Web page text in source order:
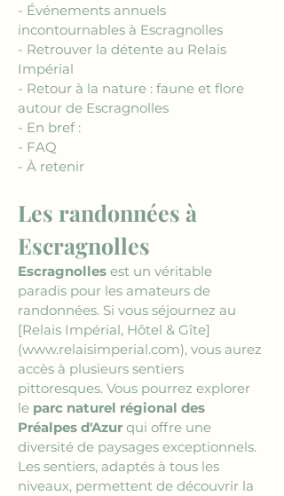
- Événements annuels
incontournables à Escragnolles
- Retrouver la détente au Relais
Impérial
- Retour à la nature : faune et flore
autour de Escragnolles
- En bref :
- FAQ
- À retenir
Les randonnées à
Escragnolles
Escragnolles est un véritable
paradis pour les amateurs de
randonnées. Si vous séjournez au
[Relais Impérial, Hôtel & Gîte]
(www.relaisimperial.com), vous aurez
accès à plusieurs sentiers
pittoresques. Vous pourrez explorer
le parc naturel régional des
Préalpes d'Azur qui offre une
diversité de paysages exceptionnels.
Les sentiers, adaptés à tous les
niveaux, permettent de découvrir la